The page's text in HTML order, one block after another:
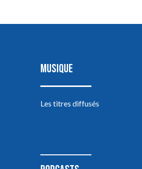
MUSIQUE
Les titres diffusés